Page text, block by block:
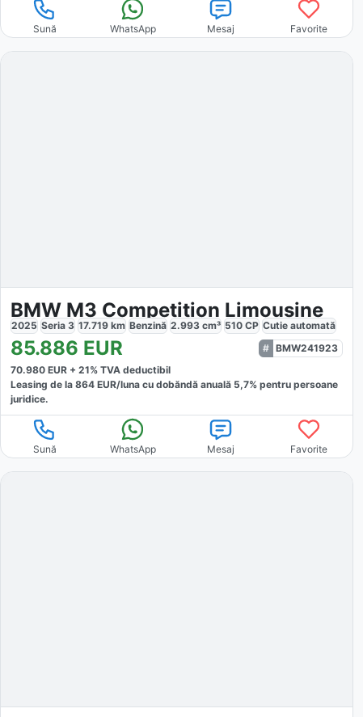
Sună WhatsApp Mesaj Favorite
BMW M3 Competition Limousine
2025 Seria 3 17.719 km Benzină 2.993 cm³ 510 CP Cutie automată
85.886 EUR
BMW241923
70.980 EUR + 21% TVA deductibil
Leasing de la 864 EUR/luna cu dobăndă anuală 5,7% pentru persoane
juridice.
Sună WhatsApp Mesaj Favorite